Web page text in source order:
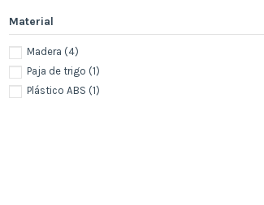
Material
Madera (4)
Paja de trigo (1)
Plástico ABS (1)